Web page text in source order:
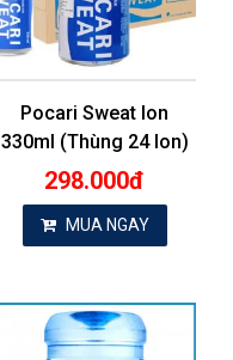
Pocari Sweat lon
330ml (Thùng 24 lon)
298.000đ
MUA NGAY